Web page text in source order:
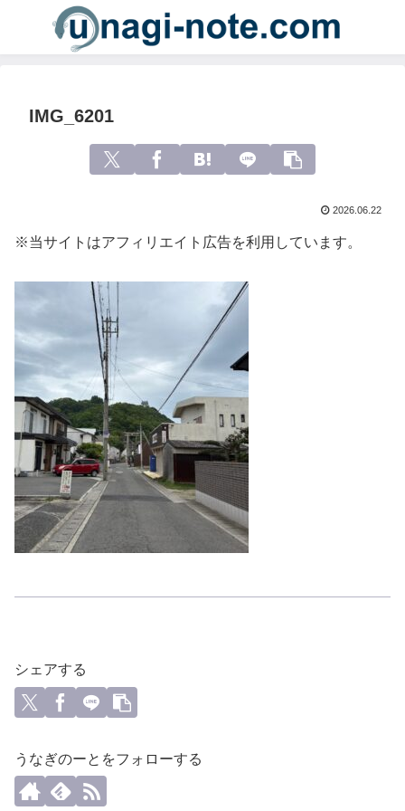
IMG_6201
2026.06.22
※当サイトはアフィリエイト広告を利用しています。
シェアする
うなぎのーとをフォローする